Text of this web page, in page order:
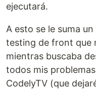
ejecutará.
A esto se le suma
testing de front que
mientras buscaba
todos mis
CodelyTV (que